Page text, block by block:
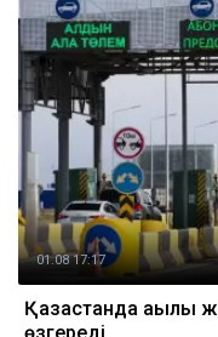
01.08 17:17
Қазақстанда ақылы